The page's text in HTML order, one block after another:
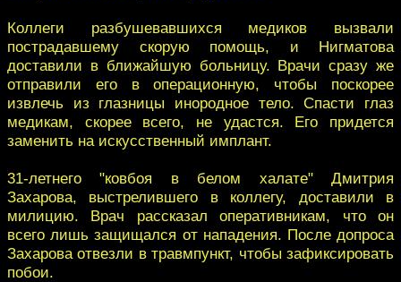
Коллеги разбушевавшихся медиков вызвали
пострадавшему скорую помощь, и Нигматова
доставили в ближайшую больницу. Врачи сразу же
отправили его в операционную, чтобы поскорее
извлечь из глазницы инородное тело. Спасти глаз
медикам, скорее всего, не удастся. Его придется
заменить на искусственный имплант.
31-летнего "ковбоя в белом халате" Дмитрия
Захарова, выстрелившего в коллегу, доставили в
милицию. Врач рассказал оперативникам, что он
всего лишь защищался от нападения. После допроса
Захарова отвезли в травмпункт, чтобы зафиксировать
побои.